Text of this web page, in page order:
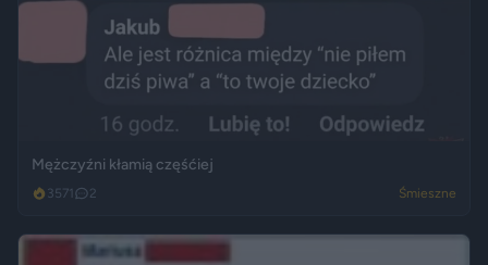
Mężczyźni kłamią częśćiej
3571 2 Śmieszne